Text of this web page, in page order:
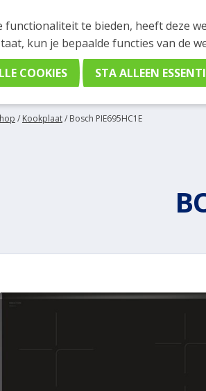
BESTELLINGEN
geen bestelling plaatsen. Wil je je
/ Kookplaat/ Bosch PIE695HC1E
functionaliteit te bieden, heeft deze
kun je bepaalde functies van de